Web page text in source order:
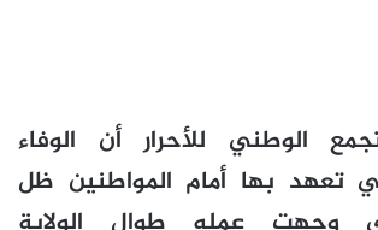
الوطني للأحرار أن الوفاء
تعهد بها أمام المواطنين ظل